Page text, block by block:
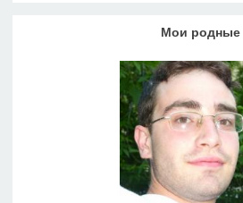
Мои родные